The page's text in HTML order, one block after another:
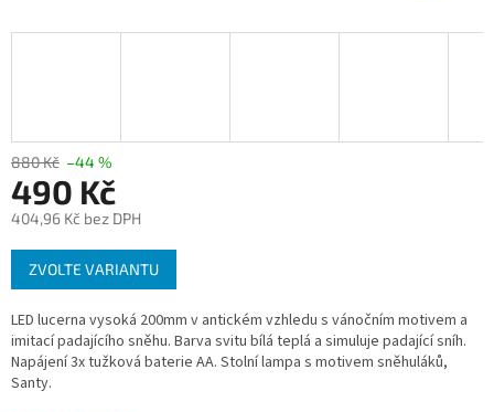
880 Kč –44 %
490 Kč
404,96 Kč bez DPH
Měrná
cena:
ZVOLTE VARIANTU
LED lucerna vysoká 200mm v antickém vzhledu s vánočním motivem a
imitací padajícího sněhu. Barva svitu bílá teplá a simuluje padající sníh.
Napájení 3x tužková baterie AA. Stolní lampa s motivem sněhuláků,
Santy.